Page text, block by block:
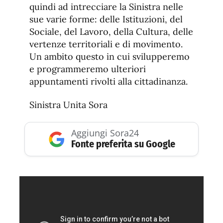
quindi ad intrecciare la Sinistra nelle
sue varie forme: delle Istituzioni, del
Sociale, del Lavoro, della Cultura, delle
vertenze territoriali e di movimento.
Un ambito questo in cui svilupperemo
e programmeremo ulteriori
appuntamenti rivolti alla cittadinanza.
Sinistra Unita Sora
Aggiungi Sora24
Fonte preferita su Google